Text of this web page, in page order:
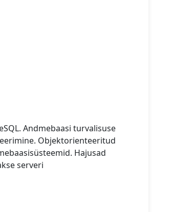
Andmebaasi turvalisuse
Objektorienteeritud
Hajusad
serveri